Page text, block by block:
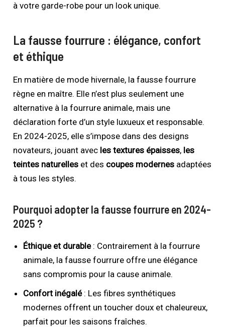
à votre garde-robe pour un look unique.
La fausse fourrure : élégance, confort
et éthique
En matière de mode hivernale, la fausse fourrure
règne en maître. Elle n’est plus seulement une
alternative à la fourrure animale, mais une
déclaration forte d’un style luxueux et responsable.
En 2024-2025, elle s’impose dans des designs
novateurs, jouant avec les textures épaisses, les
teintes naturelles et des coupes modernes adaptées
à tous les styles.
Pourquoi adopter la fausse fourrure en 2024-
2025 ?
Éthique et durable: Contrairement à la fourrure
animale, la fausse fourrure offre une élégance
sans compromis pour la cause animale.
Confort inégalé: Les fibres synthétiques
modernes offrent un toucher doux et chaleureux,
parfait pour les saisons fraîches.